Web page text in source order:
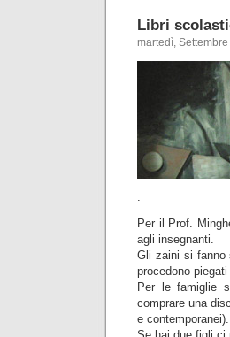
Libri
martedì,
.
Per il Prof.
agli insegnanti.
Gli zaini si fanno
procedono
Per le famiglie
comprare una
e contemporanei).